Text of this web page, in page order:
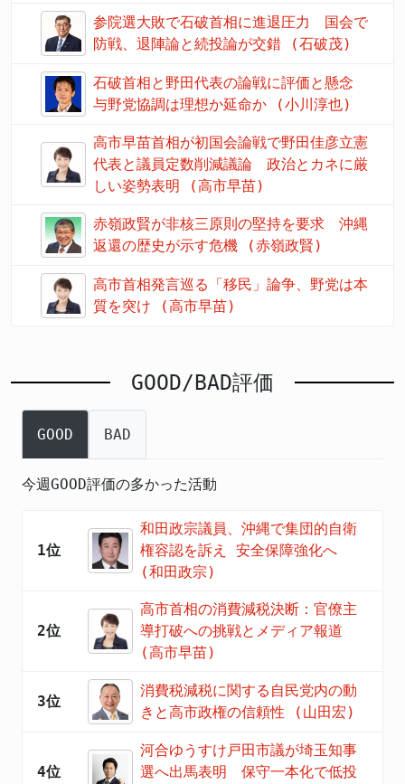
参院選大敗で石破首相に進退圧力 国会で
防戦、退陣論と続投論が交錯 (石破茂)
石破首相と野田代表の論戦に評価と懸念
与野党協調は理想か延命か (小川淳也)
高市早苗首相が初国会論戦で野田佳彦立憲
代表と議員定数削減議論 政治とカネに厳
しい姿勢表明 (高市早苗)
赤嶺政賢が非核三原則の堅持を要求 沖縄
返還の歴史が示す危機 (赤嶺政賢)
高市首相発言巡る「移民」論争、野党は本
質を突け (高市早苗)
GOOD/BAD評価
GOOD BAD
今週GOOD評価の多かった活動
1位
和田政宗議員、沖縄で集団的自衛
権容認を訴え 安全保障強化へ
(和田政宗)
2位
高市首相の消費減税決断：官僚主
導打破への挑戦とメディア報道
(高市早苗)
3位
消費税減税に関する自民党内の動
きと高市政権の信頼性 (山田宏)
4位
河合ゆうすけ戸田市議が埼玉知事
選へ出馬表明 保守一本化で低投